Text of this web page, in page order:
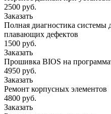
2500 руб.
Заказать
Полная диагностика системы
плавающих дефектов
1500 руб.
Заказать
Прошивка BIOS на
4950 руб.
Заказать
Ремонт корпусных элементов
4800 руб.
Заказать